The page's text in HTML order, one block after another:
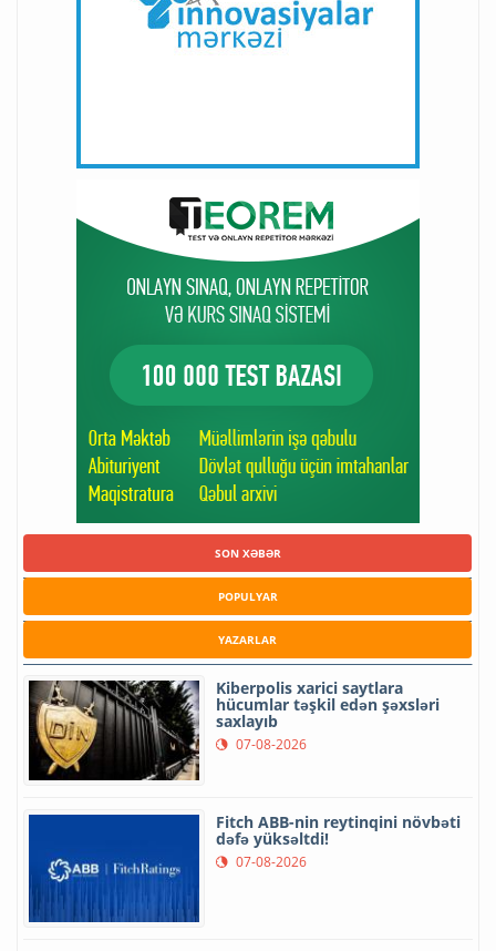
SON XƏBƏR
POPULYAR
YAZARLAR
Kiberpolis xarici saytlara
hücumlar təşkil edən şəxsləri
saxlayıb
07-08-2026
Fitch ABB-nin reytinqini növbəti
dəfə yüksəltdi!
07-08-2026